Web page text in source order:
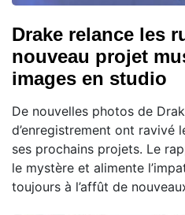
Drake relance les
nouveau projet
images en studio
De nouvelles photos de
d’enregistrement ont ravivé
ses prochains projets. Le
le mystère et alimente
toujours à l’affût de